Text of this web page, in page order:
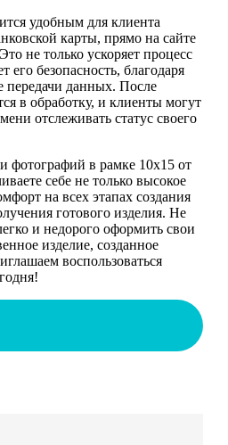
удобным для клиента
карты, прямо на сайте
не только ускоряет процесс
его безопасность, благодаря
передачи данных. После
в обработку, и клиенты могут
отслеживать статус своего
фотографий в рамке 10х15 от
себе не только высокое
на всех этапах создания
готового изделия. Не
и недорого оформить свои
изделие, созданное
воспользоваться